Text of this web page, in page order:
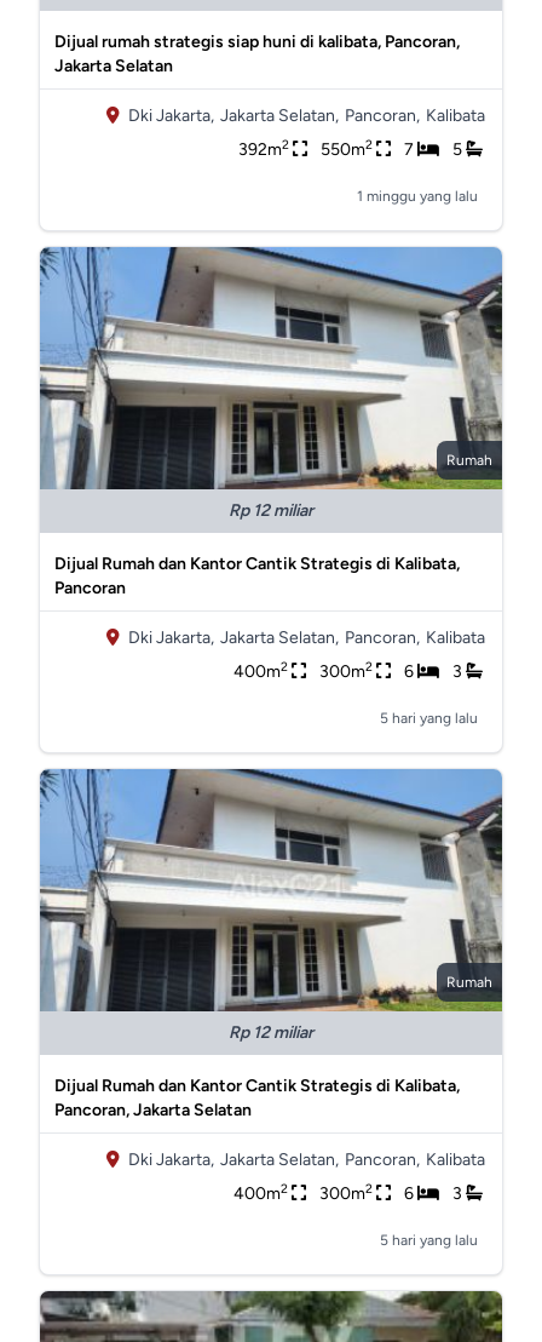
Dijual rumah strategis siap huni di kalibata, Pancoran,
Jakarta Selatan
Dki Jakarta, Jakarta Selatan, Pancoran, Kalibata
392m2 550m2 7 5
1 minggu yang lalu
Rumah
Rp 12 miliar
Dijual Rumah dan Kantor Cantik Strategis di Kalibata,
Pancoran
Dki Jakarta, Jakarta Selatan, Pancoran, Kalibata
400m2 300m2 6 3
5 hari yang lalu
Rumah
Rp 12 miliar
Dijual Rumah dan Kantor Cantik Strategis di Kalibata,
Pancoran, Jakarta Selatan
Dki Jakarta, Jakarta Selatan, Pancoran, Kalibata
400m2 300m2 6 3
5 hari yang lalu